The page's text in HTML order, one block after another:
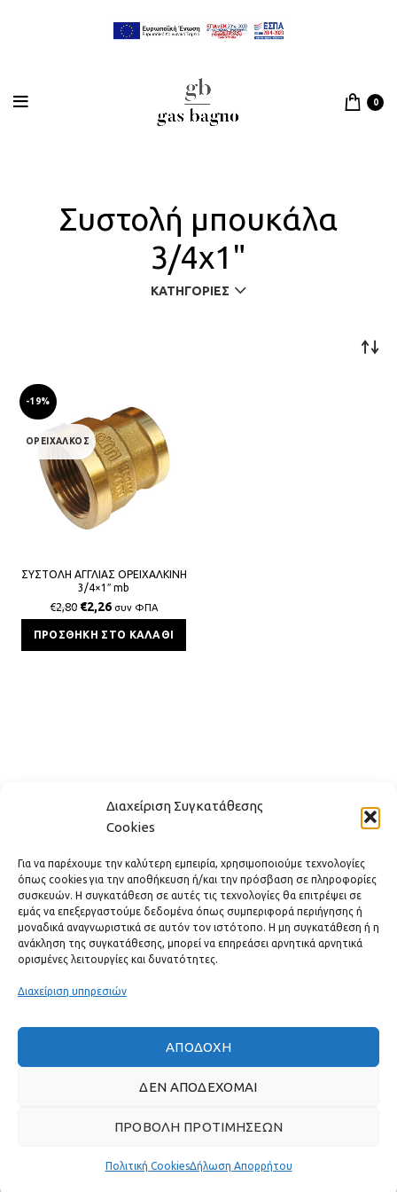
Διαχείριση Συγκατάθεσης
Cookies
Για να παρέχουμε την καλύτερη εμπειρία, χρησιμοποιούμε τεχνολογίες
όπως cookies για την αποθήκευση ή/και την πρόσβαση σε πληροφορίες
συσκευών. Η συγκατάθεση σε αυτές τις τεχνολογίες θα επιτρέψει σε
εμάς να επεξεργαστούμε δεδομένα όπως συμπεριφορά περιήγησης ή
μοναδικά αναγνωριστικά σε αυτόν τον ιστότοπο. Η μη συγκατάθεση ή η
ανάκληση της συγκατάθεσης, μπορεί να επηρεάσει αρνητικά αρνητικά
ορισμένες λειτουργίες και δυνατότητες.
Διαχείριση υπηρεσιών
ΑΠΟΔΟΧΉ
ΔΕΝ ΑΠΟΔΈΧΟΜΑΙ
ΠΡΟΒΟΛΉ ΠΡΟΤΙΜΉΣΕΩΝ
Πολιτική CookiesΔήλωση Απορρήτου
0
Συστολή μπουκάλα
3/4x1"
ΚΑΤΗΓΟΡΊΕΣ
-19%
ΟΡΕΙΧΑΛΚΟΣ
ΣΥΣΤΟΛΗ ΑΓΓΛΙΑΣ ΟΡΕΙΧΑΛΚΙΝΗ
3/4×1″ mb
€2,80 €2,26 συν ΦΠΑ
ΠΡΟΣΘΉΚΗ ΣΤΟ ΚΑΛΆΘΙ
ΧΡΗΣΙΜΟΙ ΣΥΝΔΕΣΜΟΙ
ΓΡΉΓΟΡΟ ΜΕΝΟΎ